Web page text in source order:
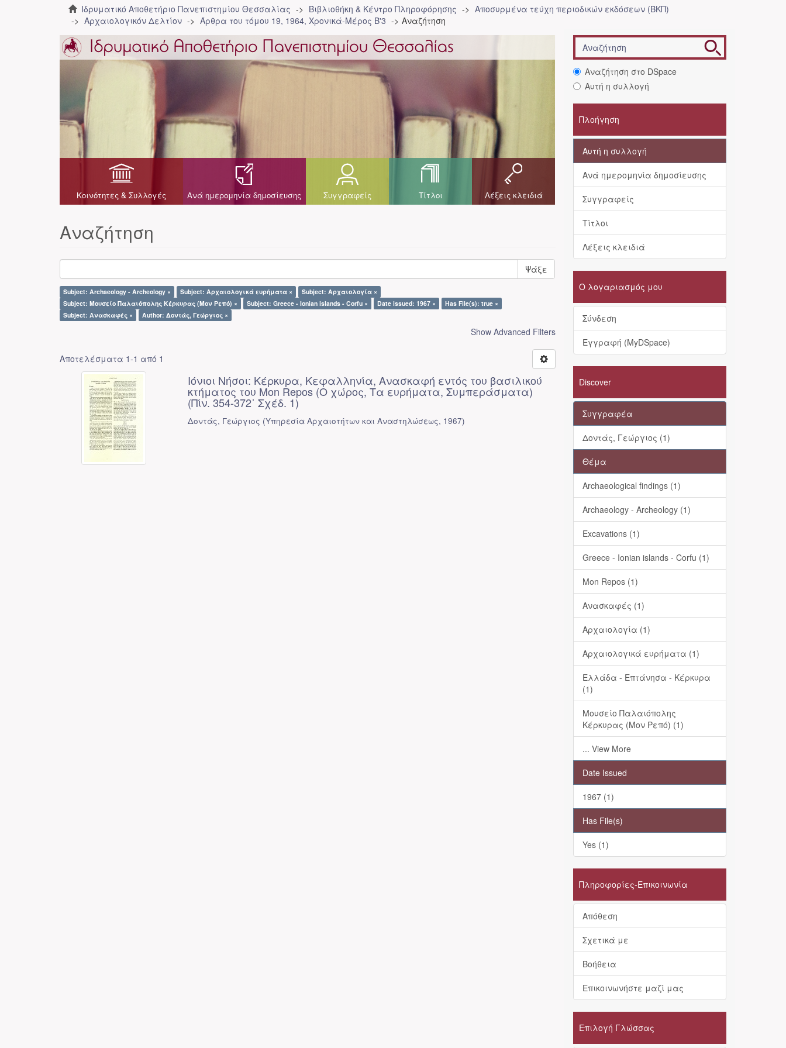
Ιδρυματικό Αποθετήριο Πανεπιστημίου Θεσσαλίας Βιβλιοθήκη & Κέντρο Πληροφόρησης
Αποσυρμένα τεύχη περιοδικών εκδόσεων (ΒΚΠ)
Αρχαιολογικόν Δελτίον
Άρθρα του τόμου 19, 1964, Χρονικά-Μέρος Β'3 Αναζήτηση
Κοινότητες & Συλλογές Ανά ημερομηνία δημοσίευσης Συγγραφείς Τίτλοι Λέξεις κλειδιά
Αναζήτηση
Ψάξε
Subject: Archaeology - Archeology × Subject: Αρχαιολογικά ευρήματα ×
Subject: Αρχαιολογία ×
Subject: Μουσείο Παλαιόπολης Κέρκυρας (Μον Ρεπό) ×
Subject: Greece - Ionian islands - Corfu × Date issued: 1967 ×
Has File(s): true ×
Subject: Ανασκαφές ×
Author: Δοντάς, Γεώργιος ×
Show Advanced Filters
Αποτελέσματα 1-1 από 1
Ιόνιοι Νήσοι: Κέρκυρα, Κεφαλληνία, Ανασκαφή εντός του βασιλικού
κτήματος του Mon Repos (Ο χώρος, Τα ευρήματα, Συμπεράσματα)
(Πίν. 354-372˙ Σχέδ. 1)
Δοντάς, Γεώργιος (Υπηρεσία Αρχαιοτήτων και Αναστηλώσεως, 1967)
Αναζήτηση στο DSpace
Αυτή η συλλογή
Πλοήγηση
Αυτή η συλλογή
Ανά ημερομηνία δημοσίευσης
Συγγραφείς
Τίτλοι
Λέξεις κλειδιά
Ο λογαριασμός μου
Σύνδεση
Εγγραφή (MyDSpace)
Discover
Συγγραφέα
Δοντάς, Γεώργιος (1)
Θέμα
Archaeological findings (1)
Archaeology - Archeology (1)
Excavations (1)
Greece - Ionian islands - Corfu (1)
Mon Repos (1)
Ανασκαφές (1)
Αρχαιολογία (1)
Αρχαιολογικά ευρήματα (1)
Ελλάδα - Επτάνησα - Κέρκυρα
(1)
Μουσείο Παλαιόπολης
Κέρκυρας (Μον Ρεπό) (1)
... View More
Date Issued
1967 (1)
Has File(s)
Yes (1)
Πληροφορίες-Επικοινωνία
Απόθεση
Σχετικά με
Βοήθεια
Επικοινωνήστε μαζί μας
Επιλογή Γλώσσας